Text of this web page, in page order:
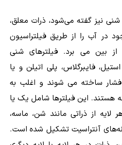
نیز گفته می‌شود، ذرات معلق،
در آب را از طریق فیلتراسیون
بین می برد. فیلترهای شنی
فایبرگلاس، پلی اتیلن و یا
ساخته می شوند و اغلب به
هستند. این فیلترها شامل یک یا
از ذراتی مانند شن، ماسه،
آنتراسیت تشکیل شده است.